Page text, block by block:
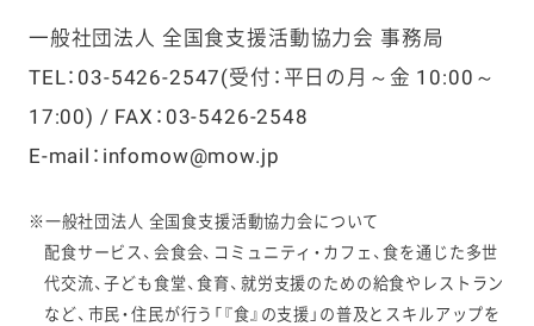
一般社団法人 全国食支援活動協力会 事務局
TEL：03-5426-2547(受付：平日の月～金 10:00～
17:00) / FAX：03-5426-2548
E-mail：infomow@mow.jp
※一般社団法人 全国食支援活動協力会について
配食サービス、会食会、コミュニティ・カフェ、食を通じた多世
代交流、子ども食堂、食育、就労支援のための給食やレストラン
など、市民・住民が行う「『食』の支援」の普及とスキルアップを